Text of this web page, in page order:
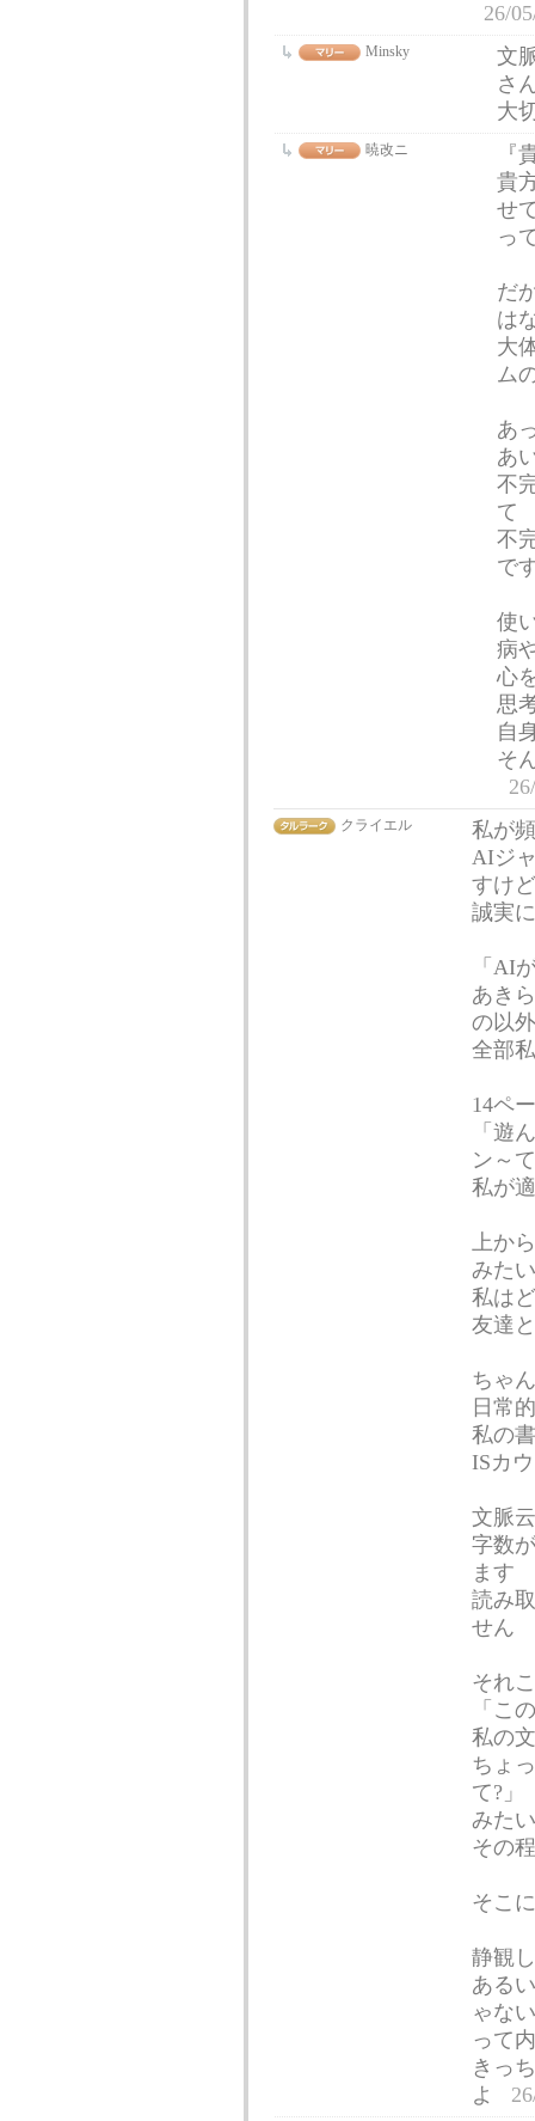
26/
Minsky
文
さ
大
暁改ニ
『
貴
せ
っ
だ
は
大
ム
あ
あ
不
て
不
で
使
病
心
思
自
そ
クライエル
私が
AIジ
すけど
誠実
「AI
あき
の以
全部
14ペ
「遊
ン～て
私が
上か
みた
私は
友達
ちゃ
日常
私の
ISカ
文脈
字数
ます
読み
せん
それ
「こ
私の
ちょ
て?」
みた
その
そこ
静観
ある
ゃな
って
きっ
よ